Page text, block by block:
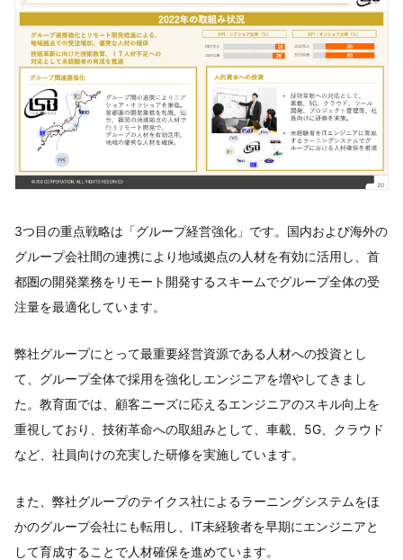
3つ目の重点戦略は「グループ経営強化」です。国内および海外の
グループ会社間の連携により地域拠点の人材を有効に活用し、首
都圏の開発業務をリモート開発するスキームでグループ全体の受
注量を最適化しています。
弊社グループにとって最重要経営資源である人材への投資とし
て、グループ全体で採用を強化しエンジニアを増やしてきまし
た。教育面では、顧客ニーズに応えるエンジニアのスキル向上を
重視しており、技術革命への取組みとして、車載、5G、クラウド
など、社員向けの充実した研修を実施しています。
また、弊社グループのテイクス社によるラーニングシステムをほ
かのグループ会社にも転用し、IT未経験者を早期にエンジニアと
して育成することで人材確保を進めています。